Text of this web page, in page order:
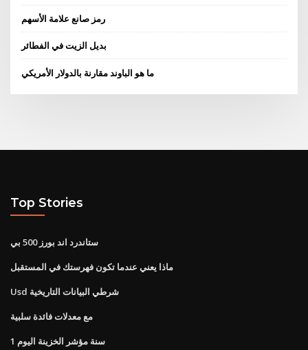
رمز صانع علامة الأسهم
بديل الزيت في الفطائر
ما هو الباوند مقارنة بالدولار الأمريكي
Top Stories
ستاندرد اند بورز 500 بي
ماذا يعني عندما تكون فهرستك في المستقبل
Usd شرطي البيانات التاريخية
مع معدلات فائدة سلبية
1 سنة مؤشر الخزينة اليوم